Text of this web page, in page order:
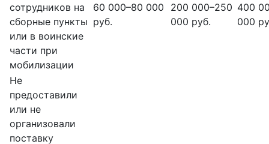
сотрудников на
сборные пункты
или в воинские
части при
мобилизации
60 000–80 000
руб.
200 000–250
000 руб.
400
000
Не
предоставили
или не
организовали
поставку